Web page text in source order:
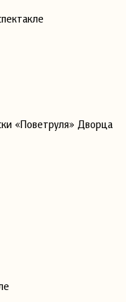
«Поветруля» Дворца